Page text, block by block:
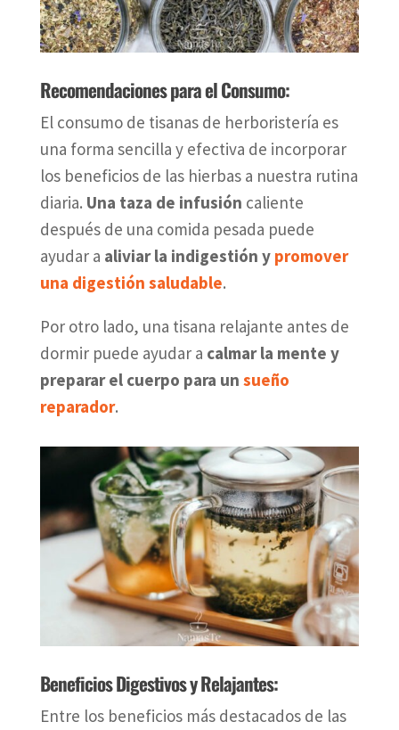
Recomendaciones para el Consumo:
El consumo de tisanas de herboristería es
una forma sencilla y efectiva de incorporar
los beneficios de las hierbas a nuestra rutina
diaria. Una taza de infusión caliente
después de una comida pesada puede
ayudar a aliviar la indigestión y promover
una digestión saludable.
Por otro lado, una tisana relajante antes de
dormir puede ayudar a calmar la mente y
preparar el cuerpo para un sueño
reparador.
Beneficios Digestivos y Relajantes:
Entre los beneficios más destacados de las